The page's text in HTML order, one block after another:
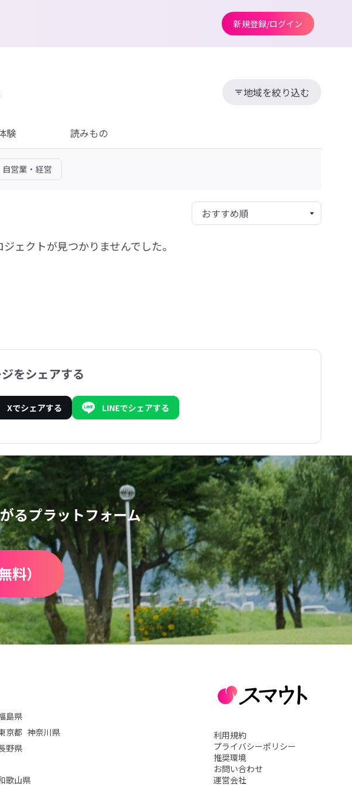
新規登録/ログイン
地域を絞り込む
験 読みもの
自営業・経営
ェクトが見つかりませんでした。
をシェアする
Xでシェアする LINEでシェアする
るプラットフォーム
料）
島県
京都 神奈川県
野県
歌山県
利用規約
プライバシーポリシー
推奨環境
お問い合わせ
運営会社